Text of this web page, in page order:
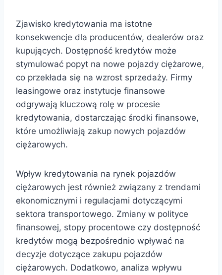
Zjawisko kredytowania ma istotne
konsekwencje dla producentów, dealerów oraz
kupujących. Dostępność kredytów może
stymulować popyt na nowe pojazdy ciężarowe,
co przekłada się na wzrost sprzedaży. Firmy
leasingowe oraz instytucje finansowe
odgrywają kluczową rolę w procesie
kredytowania, dostarczając środki finansowe,
które umożliwiają zakup nowych pojazdów
ciężarowych.
Wpływ kredytowania na rynek pojazdów
ciężarowych jest również związany z trendami
ekonomicznymi i regulacjami dotyczącymi
sektora transportowego. Zmiany w polityce
finansowej, stopy procentowe czy dostępność
kredytów mogą bezpośrednio wpływać na
decyzje dotyczące zakupu pojazdów
ciężarowych. Dodatkowo, analiza wpływu